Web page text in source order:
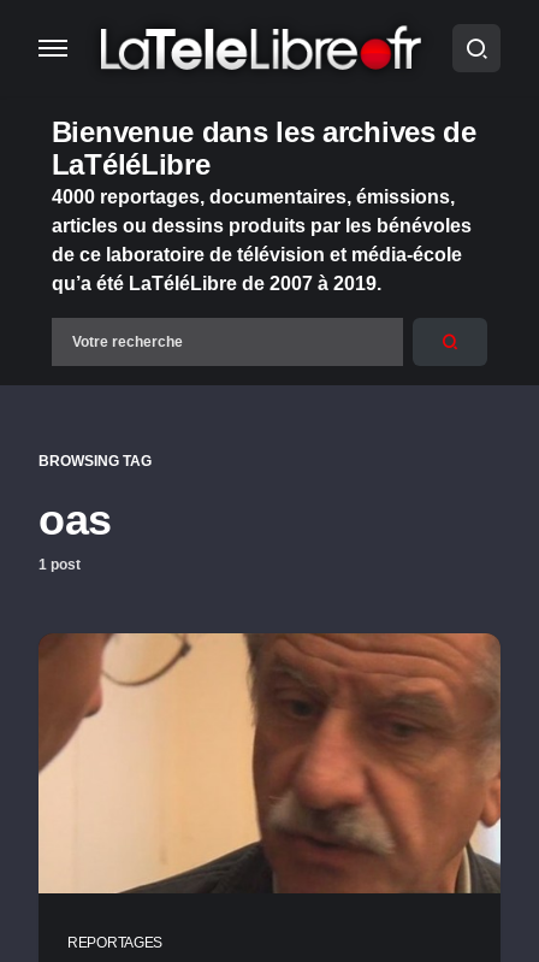
Bienvenue dans les archives de
LaTéléLibre
4000 reportages, documentaires, émissions,
articles ou dessins produits par les bénévoles
de ce laboratoire de télévision et média-école
qu’a été LaTéléLibre de 2007 à 2019.
BROWSING TAG
oas
1 post
REPORTAGES